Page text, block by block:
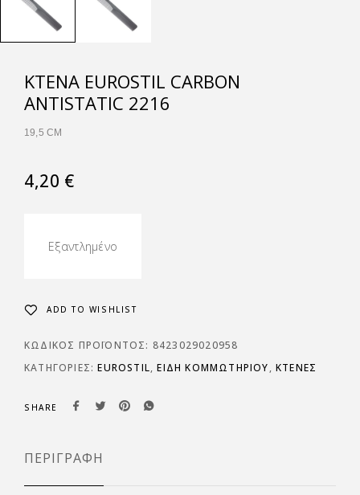
ΚΤΈΝΑ EUROSTIL CARBON
ANTISTATIC 2216
19,5 CM
4,20 €
Εξαντλημένο
ADD TO WISHLIST
ΚΩΔΙΚΌΣ ΠΡΟΪΌΝΤΟΣ: 8423029020958
ΚΑΤΗΓΟΡΊΕΣ:EUROSTIL,ΕΙΔΗ ΚΟΜΜΩΤΗΡΙΟΥ,ΚΤΕΝΕΣ
SHARE
ΠΕΡΙΓΡΑΦΉ